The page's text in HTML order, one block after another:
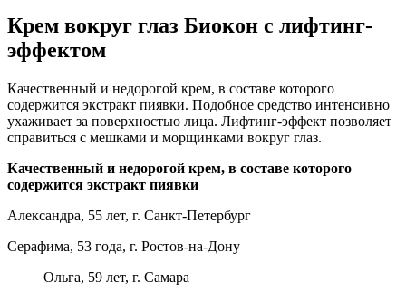
Крем вокруг глаз Биокон с лифтинг-
эффектом
Качественный и недорогой крем, в составе которого
содержится экстракт пиявки. Подобное средство интенсивно
ухаживает за поверхностью лица. Лифтинг-эффект позволяет
справиться с мешками и морщинками вокруг глаз.
Качественный и недорогой крем, в составе которого
содержится экстракт пиявки
Александра, 55 лет, г. Санкт-Петербург
Серафима, 53 года, г. Ростов-на-Дону
Ольга, 59 лет, г. Самара